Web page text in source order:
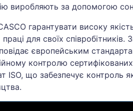
виробляють за допомогою
гарантувати високу
для своїх співробітників.
європейським
контролю
ISO, що забезпечує контроль